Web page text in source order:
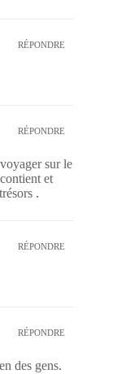
RÉPONDRE
RÉPONDRE
sur le
et
.
RÉPONDRE
RÉPONDRE
des gens.